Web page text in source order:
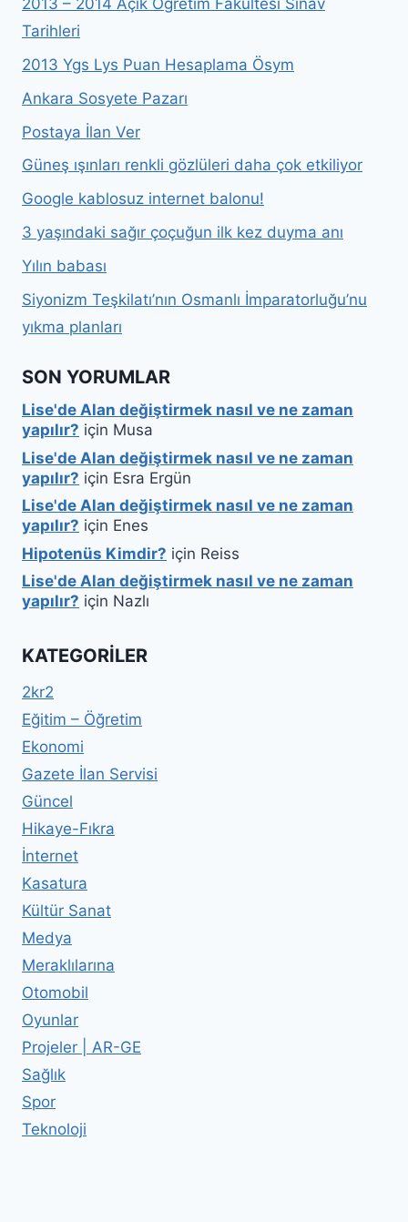
2013 – 2014 Açık Öğretim Fakültesi Sınav
Tarihleri
2013 Ygs Lys Puan Hesaplama Ösym
Ankara Sosyete Pazarı
Postaya İlan Ver
Güneş ışınları renkli gözlüleri daha çok etkiliyor
Google kablosuz internet balonu!
3 yaşındaki sağır çoçuğun ilk kez duyma anı
Yılın babası
Siyonizm Teşkilatı’nın Osmanlı İmparatorluğu’nu
yıkma planları
SON YORUMLAR
Lise'de Alan değiştirmek nasıl ve ne zaman
yapılır? için Musa
Lise'de Alan değiştirmek nasıl ve ne zaman
yapılır? için Esra Ergün
Lise'de Alan değiştirmek nasıl ve ne zaman
yapılır? için Enes
Hipotenüs Kimdir? için Reiss
Lise'de Alan değiştirmek nasıl ve ne zaman
yapılır? için Nazlı
KATEGORILER
2kr2
Eğitim – Öğretim
Ekonomi
Gazete İlan Servisi
Güncel
Hikaye-Fıkra
İnternet
Kasatura
Kültür Sanat
Medya
Meraklılarına
Otomobil
Oyunlar
Projeler | AR-GE
Sağlık
Spor
Teknoloji